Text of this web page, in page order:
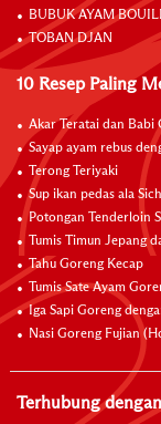
BUBUK AYAM
TOBAN DJAN
10 Resep Paling
Akar Teratai dan Babi
Sayap ayam rebus
Terong Teriyaki
Sup ikan pedas ala
Potongan Tenderloin
Tumis Timun Jepang
Tahu Goreng Kecap
Tumis Sate Ayam
Iga Sapi Goreng
Nasi Goreng Fujian
Terhubung